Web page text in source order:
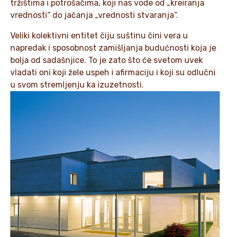
tržištima i potrošačima, koji nas vode od „kreiranja
vrednosti“ do jačanja „vrednosti stvaranja“.
Veliki kolektivni entitet čiju suštinu čini vera u
napredak i sposobnost zamišljanja budućnosti koja je
bolja od sadašnjice. To je zato što će svetom uvek
vladati oni koji žele uspeh i afirmaciju i koji su odlučni
u svom stremljenju ka izuzetnosti.